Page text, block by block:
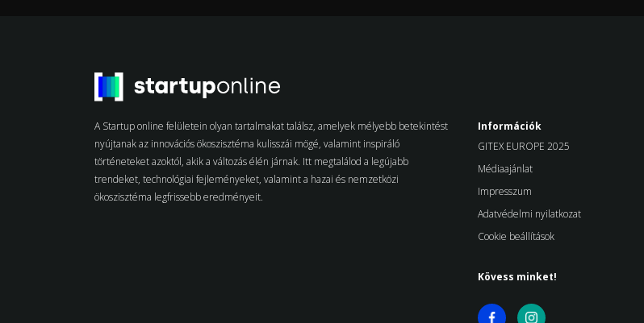
A Startup online felületein olyan tartalmakat találsz, amelyek mélyebb betekintést
nyújtanak az innovációs ökoszisztéma kulisszái mögé, valamint inspiráló
történeteket azoktól, akik a változás élén járnak. Itt megtalálod a legújabb
trendeket, technológiai fejleményeket, valamint a hazai és nemzetközi
ökoszisztéma legfrissebb eredményeit.
Információk
GITEX EUROPE 2025
Médiaajánlat
Impresszum
Adatvédelmi nyilatkozat
Cookie beállítások
Kövess minket!